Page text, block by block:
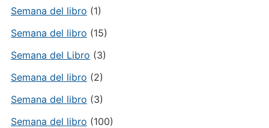
Semana del libro (1)
Semana del libro (15)
Semana del Libro (3)
Semana del libro (2)
Semana del libro (3)
Semana del libro (100)